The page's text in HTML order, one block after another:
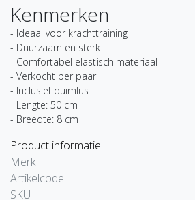
Kenmerken
- Ideaal voor krachttraining
- Duurzaam en sterk
- Comfortabel elastisch materiaal
- Verkocht per paar
- Inclusief duimlus
- Lengte: 50 cm
- Breedte: 8 cm
Product informatie
Merk
Artikelcode
SKU